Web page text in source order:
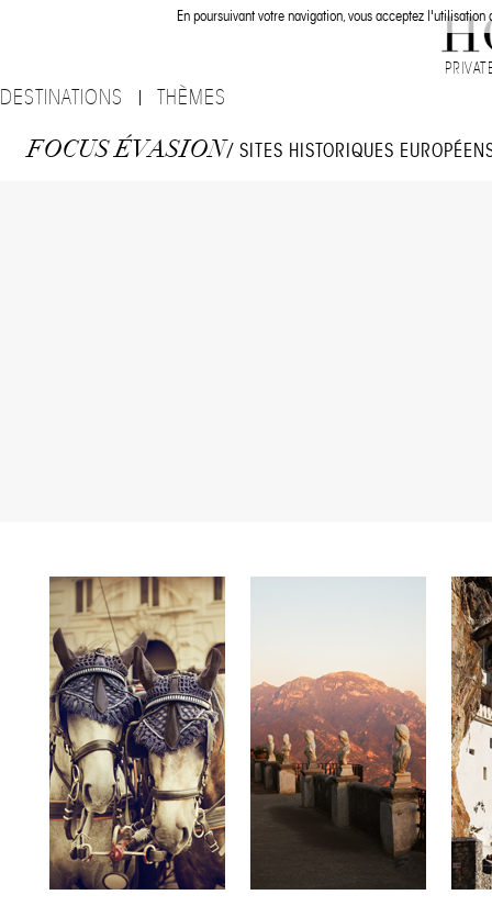
En poursuivant votre navigation, vous acceptez
DESTINATIONS THÈMES
FOCUS ÉVASION/ SITES HISTORIQUES